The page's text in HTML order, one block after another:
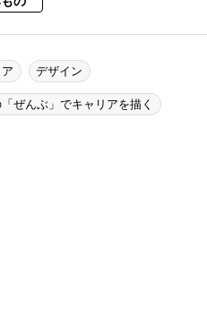
デザイン
ぜんぶ」でキャリアを描く